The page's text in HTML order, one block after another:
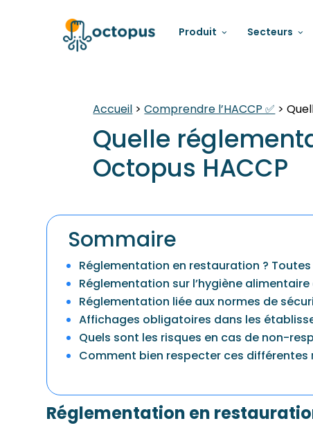
Produit Secteurs
Accueil >Comprendre l’HACCP ✅ >
Quelle
Octopus HACCP
Sommaire
Réglementation en restauration ?
Réglementation sur l’hygiène
Réglementation liée aux normes de
Affichages obligatoires dans les
Quels sont les risques en cas de non-
Comment bien respecter ces
Réglementation en